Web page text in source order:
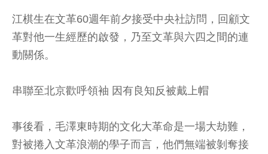
江棋生在文革60週年前夕接受中央社訪問，回顧文
革對他一生經歷的啟發，乃至文革與六四之間的連
動關係。
串聯至北京歡呼領袖 因有良知反被戴上帽
事後看，毛澤東時期的文化大革命是一場大劫難，
對被捲入文革浪潮的學子而言，他們無端被剝奪接